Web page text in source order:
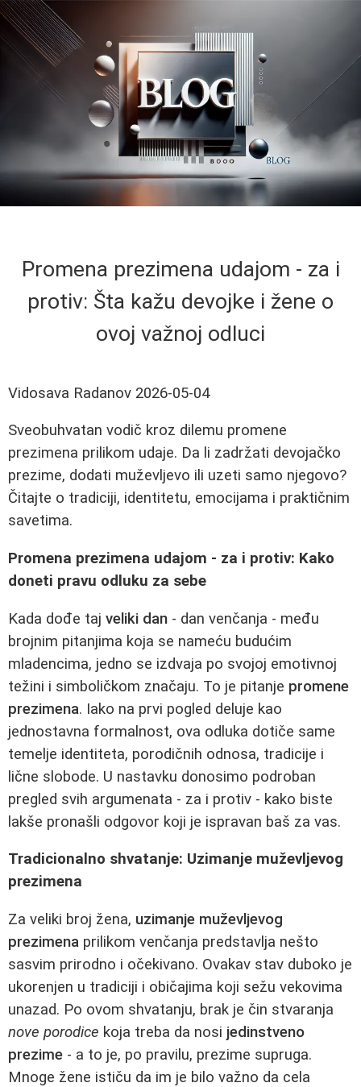
Promena prezimena udajom - za i
protiv: Šta kažu devojke i žene o
ovoj važnoj odluci
Vidosava Radanov 2026-05-04
Sveobuhvatan vodič kroz dilemu promene
prezimena prilikom udaje. Da li zadržati devojačko
prezime, dodati muževljevo ili uzeti samo njegovo?
Čitajte o tradiciji, identitetu, emocijama i praktičnim
savetima.
Promena prezimena udajom - za i protiv: Kako
doneti pravu odluku za sebe
Kada dođe taj veliki dan - dan venčanja - među
brojnim pitanjima koja se nameću budućim
mladencima, jedno se izdvaja po svojoj emotivnoj
težini i simboličkom značaju. To je pitanje promene
prezimena. Iako na prvi pogled deluje kao
jednostavna formalnost, ova odluka dotiče same
temelje identiteta, porodičnih odnosa, tradicije i
lične slobode. U nastavku donosimo podroban
pregled svih argumenata - za i protiv - kako biste
lakše pronašli odgovor koji je ispravan baš za vas.
Tradicionalno shvatanje: Uzimanje muževljevog
prezimena
Za veliki broj žena, uzimanje muževljevog
prezimena prilikom venčanja predstavlja nešto
sasvim prirodno i očekivano. Ovakav stav duboko je
ukorenjen u tradiciji i običajima koji sežu vekovima
unazad. Po ovom shvatanju, brak je čin stvaranja
nove porodice koja treba da nosi jedinstveno
prezime - a to je, po pravilu, prezime supruga.
Mnoge žene ističu da im je bilo važno da cela